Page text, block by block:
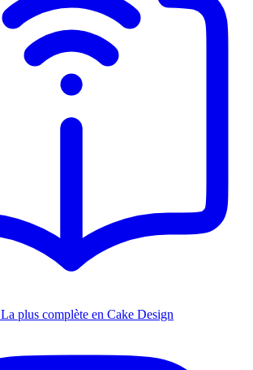
La plus complète en Cake Design